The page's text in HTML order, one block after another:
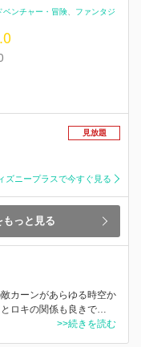
ベンチャー・冒険
ファンタジ
見放題
ズニープラスで今すぐ見る
っと見る
カーンがあらゆる時空か
ロキの関係も良きで…
>>続きを読む